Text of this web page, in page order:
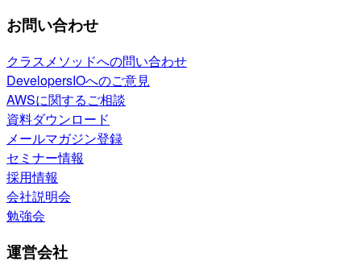
お問い合わせ
クラスメソッドへの問い合わせ
DevelopersIOへのご意見
AWSに関するご相談
資料ダウンロード
メールマガジン登録
セミナー情報
採用情報
会社説明会
勉強会
運営会社